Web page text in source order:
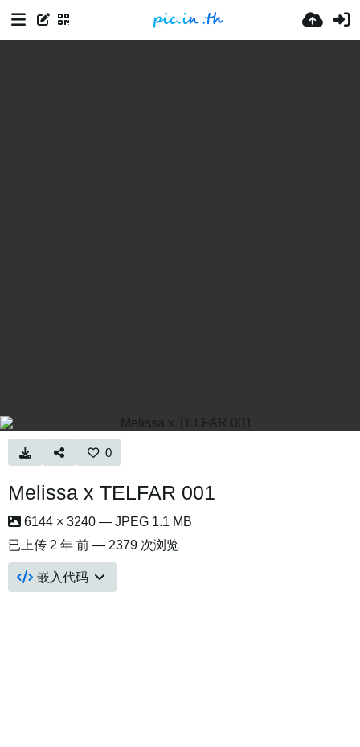
0
Melissa x TELFAR 001
6144 × 3240 — JPEG 1.1 MB
已上传 2 年 前 — 2379 次浏览
嵌入代码